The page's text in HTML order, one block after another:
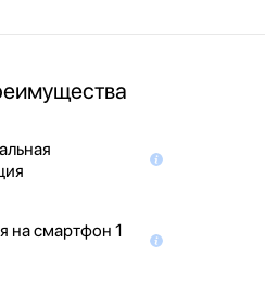
на смартфон 1